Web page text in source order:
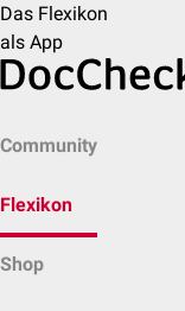
Das Flexikon
als App
Community
Flexikon
Shop